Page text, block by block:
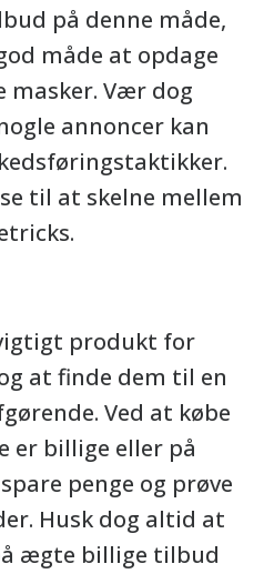
på denne måde,
måde at opdage
masker. Vær dog
annoncer kan
til at skelne mellem
produkt for
at finde dem til en
Ved at købe
er billige eller på
penge og prøve
Husk dog altid at
ægte billige tilbud